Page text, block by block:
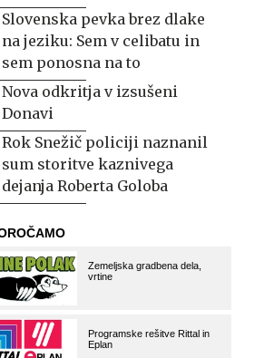
Slovenska pevka brez dlake
na jeziku: Sem v celibatu in
sem ponosna na to
Nova odkritja v izsušeni
Donavi
Rok Snežič policiji naznanil
sum storitve kaznivega
dejanja Roberta Goloba